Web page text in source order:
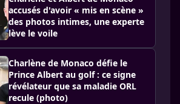
accusés d'avoir « mis en scène »
des photos intimes, une experte
lève le voile
Charlène de Monaco défie le
Prince Albert au golf : ce signe
révélateur que sa maladie ORL
recule (photo)